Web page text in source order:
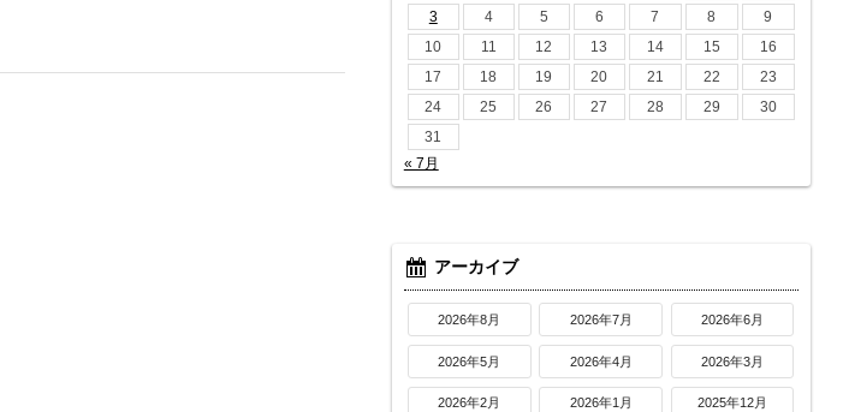
3
4 5 6 7 8
9
10
11 12 13 14 15
16
17
18 19 20 21 22
23
24
25 26 27 28 29
30
31
« 7月
アーカイブ
2026年8月 2026年7月 2026年6月
2026年5月 2026年4月 2026年3月
2026年2月 2026年1月 2025年12月